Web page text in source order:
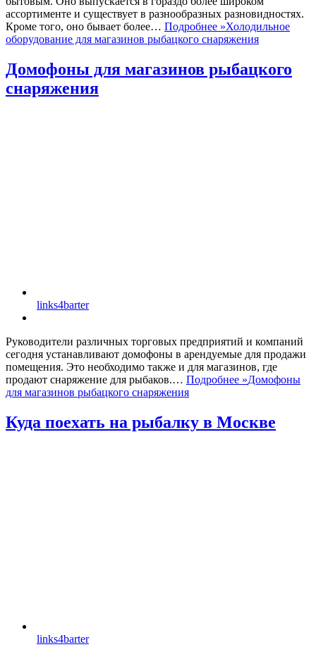
ассортименте и существует в разнообразных разновидностях.
Кроме того, оно бывает более… Подробнее »Холодильное
оборудование для магазинов рыбацкого снаряжения
Домофоны для магазинов рыбацкого
снаряжения
links4barter
Руководители различных торговых предприятий и компаний
сегодня устанавливают домофоны в арендуемые для продажи
помещения. Это необходимо также и для магазинов, где
продают снаряжение для рыбаков.… Подробнее »Домофоны
для магазинов рыбацкого снаряжения
Куда поехать на рыбалку в Москве
links4barter